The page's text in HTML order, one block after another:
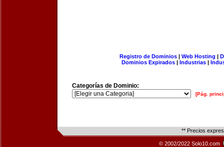
Registro de Dominios| Web Hosting |
Dominios Expirados | Industrias |
Categorías de Dominio:
[Pág.
** Precios
© 2002/2022 Solo10.com